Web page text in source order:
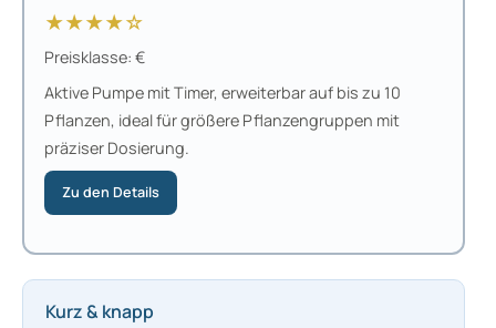
★★★★☆
Preisklasse: €
Aktive Pumpe mit Timer, erweiterbar auf bis zu 10
Pflanzen, ideal für größere Pflanzengruppen mit
präziser Dosierung.
Zu den Details
Kurz & knapp